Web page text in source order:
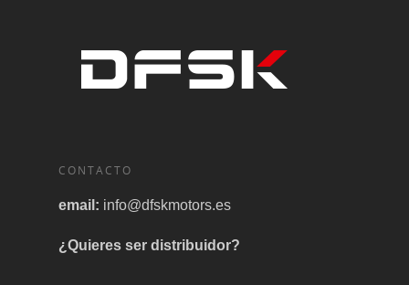
CONTACTO
email: info@dfskmotors.es
¿Quieres ser distribuidor?